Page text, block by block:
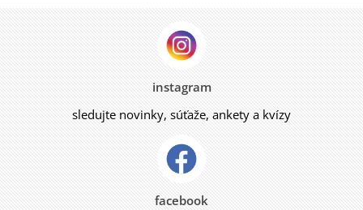
instagram
sledujte novinky, súťaže, ankety a kvízy
facebook